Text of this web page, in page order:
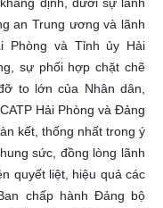
an Trung ương và lãnh
Phòng và Tỉnh ủy Hải
sự phối hợp chặt chẽ
to lớn của Nhân dân,
Hải Phòng và Đảng
kết, thống nhất trong ý
sức, đồng lòng lãnh
quyết liệt, hiệu quả các
chấp hành Đảng bộ